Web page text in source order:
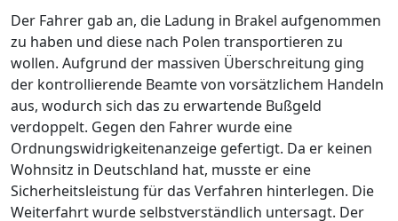
Der Fahrer gab an, die Ladung in Brakel aufgenommen
zu haben und diese nach Polen transportieren zu
wollen. Aufgrund der massiven Überschreitung ging
der kontrollierende Beamte von vorsätzlichem Handeln
aus, wodurch sich das zu erwartende Bußgeld
verdoppelt. Gegen den Fahrer wurde eine
Ordnungswidrigkeitenanzeige gefertigt. Da er keinen
Wohnsitz in Deutschland hat, musste er eine
Sicherheitsleistung für das Verfahren hinterlegen. Die
Weiterfahrt wurde selbstverständlich untersagt. Der